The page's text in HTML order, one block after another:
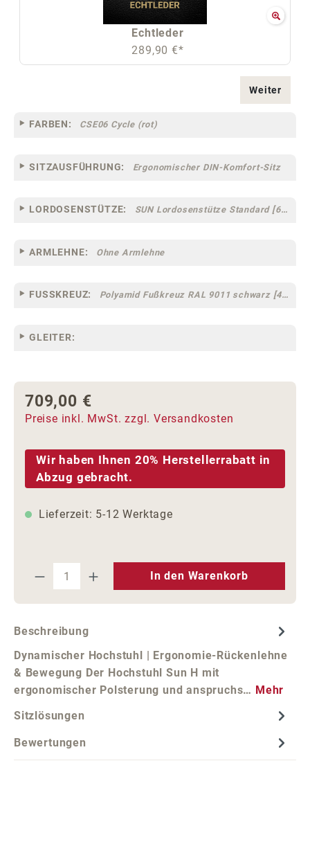
Echtleder
289,90 €*
Weiter
FARBEN: CSE06 Cycle (rot)
SITZAUSFÜHRUNG: Ergonomischer DIN-Komfort-Sitz
LORDOSENSTÜTZE: SUN Lordosenstütze Standard [67]
ARMLEHNE: Ohne Armlehne
FUSSKREUZ: Polyamid Fußkreuz RAL 9011 schwarz [44]
GLEITER:
Regulärer Preis:
709,00 €
Preise inkl. MwSt. zzgl. Versandkosten
Wir haben Ihnen 20% Herstellerrabatt in
Abzug gebracht.
Lieferzeit: 5-12 Werktage
Produkt Anzahl: Gib den
In den Warenkorb
Beschreibung
Dynamischer Hochstuhl | Ergonomie-Rückenlehne
& Bewegung Der Hochstuhl Sun H mit
ergonomischer Polsterung und anspruchs… Mehr
Sitzlösungen
Bewertungen